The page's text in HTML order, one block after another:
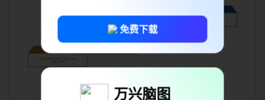
免费下载
万兴脑图